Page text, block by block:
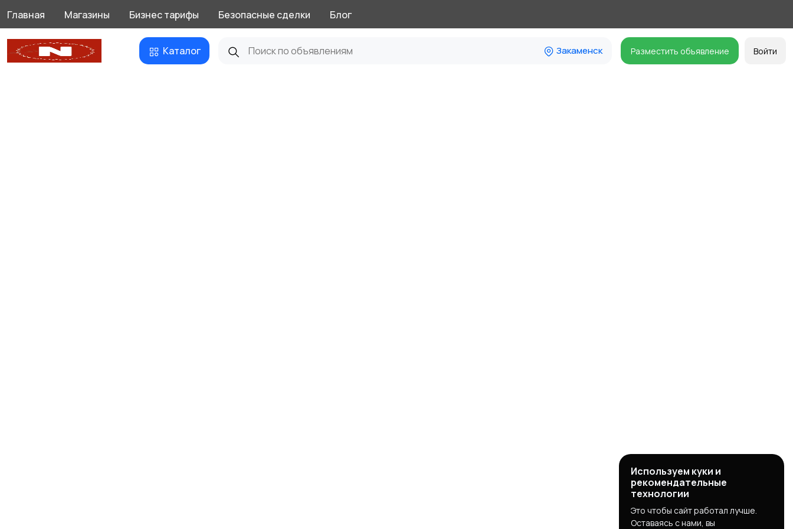
Главная Магазины Бизнес тарифы Безопасные сделки Блог
Каталог Закаменск Разместить объявление Войти
Используем куки и
рекомендательные
технологии
Это чтобы сайт работал лучше.
Оставаясь с нами, вы